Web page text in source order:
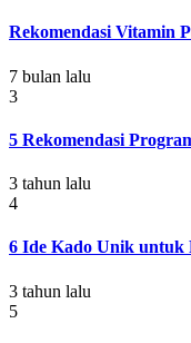
Rekomendasi Vitamin
7 bulan lalu
3
5 Rekomendasi
3 tahun lalu
4
6 Ide Kado Unik untuk
3 tahun lalu
5